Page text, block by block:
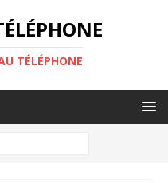
TÉLÉPHONE